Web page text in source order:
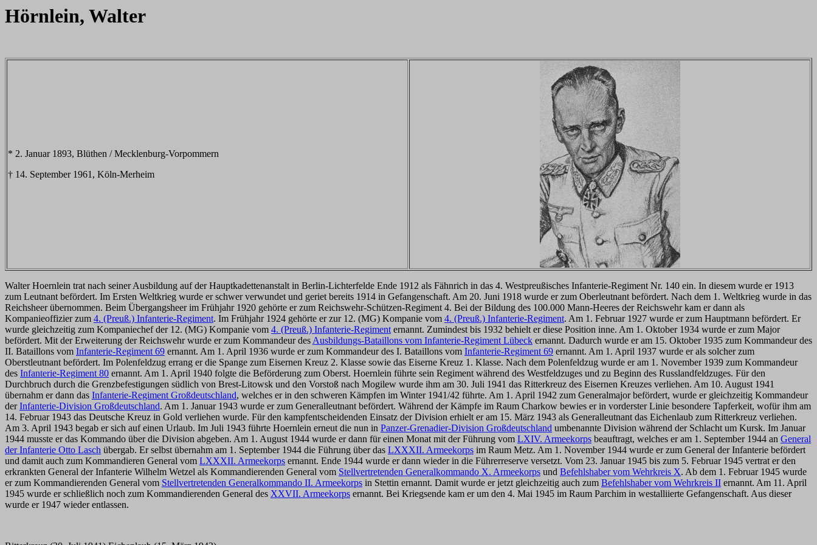
Hörnlein, Walter
* 2. Januar 1893, Blüthen / Mecklenburg-Vorpommern
† 14. September 1961, Köln-Merheim
Walter Hoernlein trat nach seiner Ausbildung auf der Hauptkadettenanstalt in Berlin-Lichterfelde Ende 1912 als Fähnrich in das 4. Westpreußisches Infanterie-Regiment Nr. 140 ein. In diesem wurde er 1913
zum Leutnant befördert. Im Ersten Weltkrieg wurde er schwer verwundet und geriet bereits 1914 in Gefangenschaft. Am 20. Juni 1918 wurde er zum Oberleutnant befördert. Nach dem 1. Weltkrieg wurde in das
Reichsheer übernommen. Beim Übergangsheer im Frühjahr 1920 gehörte er zum Reichswehr-Schützen-Regiment 4. Bei der Bildung des 100.000 Mann-Heeres der Reichswehr kam er dann als
Kompanieoffizier zum 4. (Preuß.) Infanterie-Regiment. Im Frühjahr 1924 gehörte er zur 12. (MG) Kompanie vom 4. (Preuß.) Infanterie-Regiment. Am 1. Februar 1927 wurde er zum Hauptmann befördert. Er
wurde gleichzeitig zum Kompaniechef der 12. (MG) Kompanie vom 4. (Preuß.) Infanterie-Regiment ernannt. Zumindest bis 1932 behielt er diese Position inne. Am 1. Oktober 1934 wurde er zum Major
befördert. Mit der Erweiterung der Reichswehr wurde er zum Kommandeur des Ausbildungs-Bataillons vom Infanterie-Regiment Lübeck ernannt. Dadurch wurde er am 15. Oktober 1935 zum Kommandeur des
II. Bataillons vom Infanterie-Regiment 69 ernannt. Am 1. April 1936 wurde er zum Kommandeur des I. Bataillons vom Infanterie-Regiment 69 ernannt. Am 1. April 1937 wurde er als solcher zum
Oberstleutnant befördert. Im Polenfeldzug errang er die Spange zum Eisernen Kreuz 2. Klasse sowie das Eiserne Kreuz 1. Klasse. Nach dem Polenfeldzug wurde er am 1. November 1939 zum Kommandeur
des Infanterie-Regiment 80 ernannt. Am 1. April 1940 folgte die Beförderung zum Oberst. Hoernlein führte sein Regiment während des Westfeldzuges und zu Beginn des Russlandfeldzuges. Für den
Durchbruch durch die Grenzbefestigungen südlich von Brest-Litowsk und den Vorstoß nach Mogilew wurde ihm am 30. Juli 1941 das Ritterkreuz des Eisernen Kreuzes verliehen. Am 10. August 1941
übernahm er dann das Infanterie-Regiment Großdeutschland, welches er in den schweren Kämpfen im Winter 1941/42 führte. Am 1. April 1942 zum Generalmajor befördert, wurde er gleichzeitig Kommandeur
derInfanterie-Division Großdeutschland. Am 1. Januar 1943 wurde er zum Generalleutnant befördert. Während der Kämpfe im Raum Charkow bewies er in vorderster Linie besondere Tapferkeit, wofür ihm am
14. Februar 1943 das Deutsche Kreuz in Gold verliehen wurde. Für den kampfentscheidenden Einsatz der Division erhielt er am 15. März 1943 als Generalleutnant das Eichenlaub zum Ritterkreuz verliehen.
Am 3. April 1943 begab er sich auf einen Urlaub. Im Juli 1943 führte Hoernlein erneut die nun in Panzer-Grenadier-Division Großdeutschland umbenannte Division während der Schlacht um Kursk. Im Januar
1944 musste er das Kommando über die Division abgeben. Am 1. August 1944 wurde er dann für einen Monat mit der Führung vom LXIV. Armeekorps beauftragt, welches er am 1. September 1944 an General
der Infanterie Otto Lasch übergab. Er selbst übernahm am 1. September 1944 die Führung über das LXXXII. Armeekorps im Raum Metz. Am 1. November 1944 wurde er zum General der Infanterie befördert
und damit auch zum Kommandieren General vom LXXXII. Armeekorps ernannt. Ende 1944 wurde er dann wieder in die Führerreserve versetzt. Vom 23. Januar 1945 bis zum 5. Februar 1945 vertrat er den
erkrankten General der Infanterie Wilhelm Wetzel als Kommandierenden General vom Stellvertretenden Generalkommando X. Armeekorps und Befehlshaber vom Wehrkreis X. Ab dem 1. Februar 1945 wurde
er zum Kommandierenden General vom Stellvertretenden Generalkommando II. Armeekorps in Stettin ernannt. Damit wurde er jetzt gleichzeitig auch zum Befehlshaber vom Wehrkreis II ernannt. Am 11. April
1945 wurde er schließlich noch zum Kommandierenden General des XXVII. Armeekorps ernannt. Bei Kriegsende kam er um den 4. Mai 1945 im Raum Parchim in westalliierte Gefangenschaft. Aus dieser
wurde er 1947 wieder entlassen.